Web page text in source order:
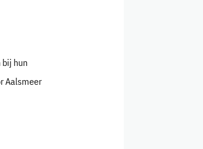
hun
Aalsmeer